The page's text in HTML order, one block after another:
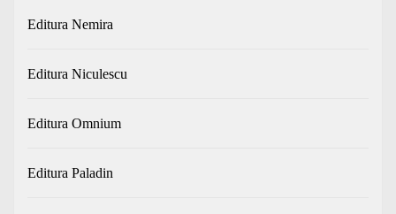
Editura Nemira
Editura Niculescu
Editura Omnium
Editura Paladin